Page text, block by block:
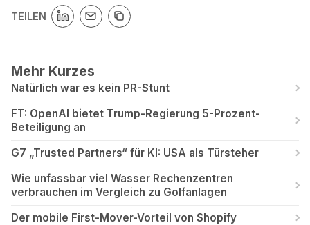
TEILEN
Mehr Kurzes
Natürlich war es kein PR-Stunt
FT: OpenAI bietet Trump-Regierung 5-Prozent-
Beteiligung an
G7 „Trusted Partners“ für KI: USA als Türsteher
Wie unfassbar viel Wasser Rechenzentren
verbrauchen im Vergleich zu Golfanlagen
Der mobile First-Mover-Vorteil von Shopify